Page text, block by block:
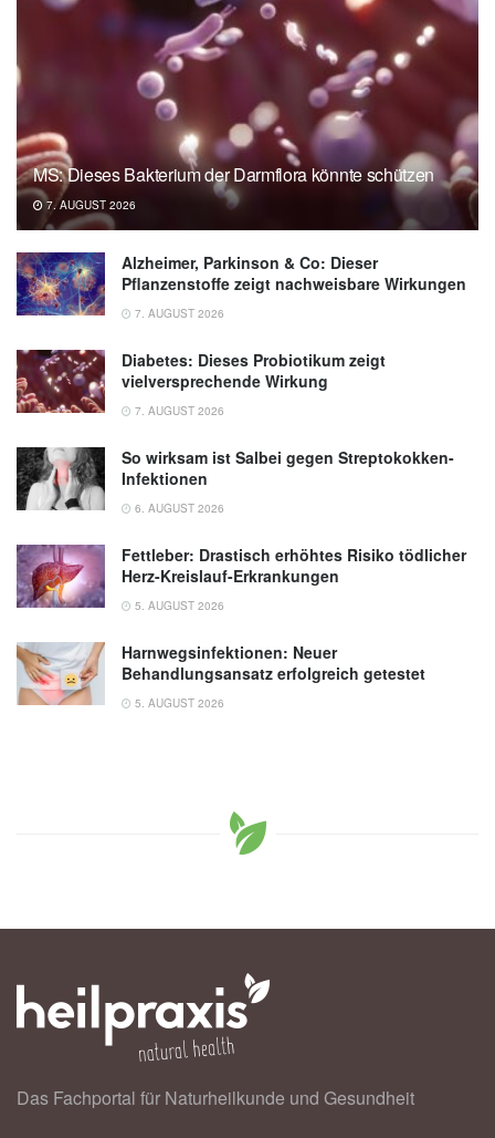
Kühn: Birdsongs alleviate anxiety and
paranoia in healthy participants; in: Scientific
Reports, (veröffentlicht: 13.10.2022),
Scientific Reports
MS: Dieses Bakterium der Darmflora könnte schützen
7. AUGUST 2026
Alzheimer, Parkinson & Co: Dieser
Pflanzenstoffe zeigt nachweisbare Wirkungen
7. AUGUST 2026
Diabetes: Dieses Probiotikum zeigt
vielversprechende Wirkung
7. AUGUST 2026
So wirksam ist Salbei gegen Streptokokken-
Infektionen
6. AUGUST 2026
Fettleber: Drastisch erhöhtes Risiko tödlicher
Herz-Kreislauf-Erkrankungen
5. AUGUST 2026
Harnwegsinfektionen: Neuer
Behandlungsansatz erfolgreich getestet
5. AUGUST 2026
Das Fachportal für Naturheilkunde und Gesundheit